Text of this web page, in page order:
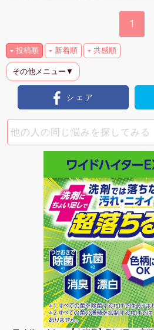
1
投稿順 新着順 共感順
その他メニュー▼
シェア